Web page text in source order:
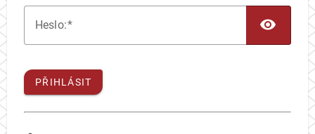
Heslo:
PŘIHLÁSIT